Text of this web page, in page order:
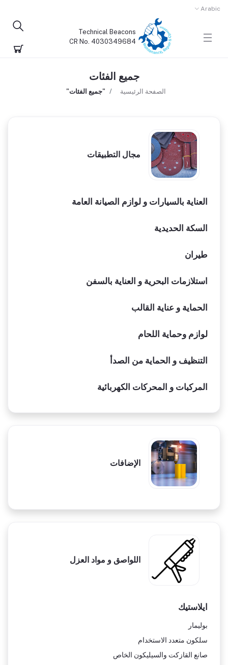
Arabic
Technical Beacons
CR No. 4030349684
جميع الفئات
الصفحة الرئيسية "جميع الفئات"
مجال التطبيقات
العناية بالسيارات و لوازم الصيانة العامة
السكة الحديدية
طيران
استلازمات البحرية و العناية بالسفن
الحماية و عناية القالب
لوازم وحماية اللحام
التنظيف و الحماية من الصدأ
المركبات و المحركات الكهربائية
الإضافات
اللواصق و مواد العزل
ايلاستيك
بوليمار
سلكون متعدد الاستخدام
صانع القازكت والسيليكون الخاص